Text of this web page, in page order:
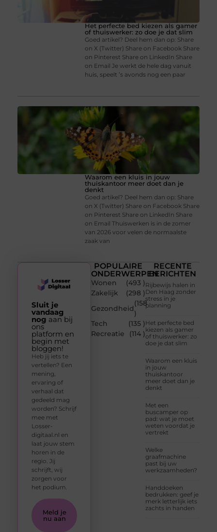
Het perfecte bed kiezen als gamer
of thuiswerker: zo doe je dat slim
Goed artikel? Deel hem dan op: Share
on X (Twitter) Share on Facebook Share
on Pinterest Share on LinkedIn Share
on Email Je werkt de hele dag vanuit
huis, speelt ’s avonds nog een paar
Waarom een kluis in jouw
thuiskantoor meer doet dan je
denkt
Goed artikel? Deel hem dan op: Share
on X (Twitter) Share on Facebook Share
on Pinterest Share on LinkedIn Share
on Email Thuiswerken is in de zomer
van 2026 voor velen de normaalste
zaak van
POPULAIRE
ONDERWERPEN
Wonen
(493 )
Zakelijk
(298 )
Gezondheid
(158
)
Tech
(135 )
Recreatie
(114 )
RECENTE
BERICHTEN
Rijbewijs halen in
Den Haag zonder
stress in je
planning
Het perfecte bed
kiezen als gamer
of thuiswerker: zo
doe je dat slim
Waarom een kluis
in jouw
thuiskantoor
meer doet dan je
denkt
Met een
buscamper op
pad: wat je moet
weten voordat je
vertrekt
Welke
graafmachine
past bij uw
werkzaamheden?
Handdoeken
bedrukken: geef je
merk letterlijk iets
zachts in handen
Sluit je
vandaag
nog aan bij
ons
platform en
begin met
bloggen!
Heb jij iets te
vertellen? Een
mening,
ervaring of
verhaal dat
gedeeld mag
worden? Schrijf
mee met
Losser-
digitaal.nl en
laat jouw stem
horen in de
regio. Jij
schrijft, wij
zorgen voor
het podium.
Meld je
nu aan